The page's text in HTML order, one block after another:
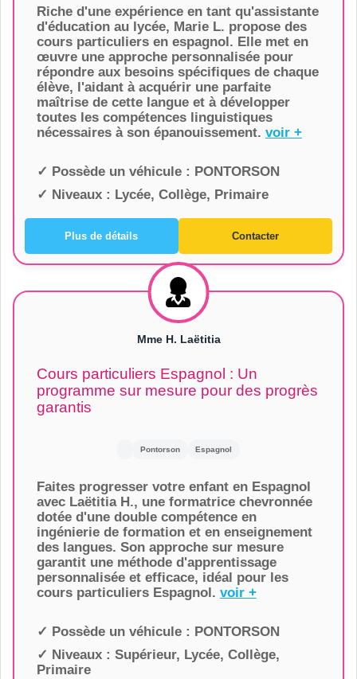
Riche d'une expérience en tant qu'assistante
d'éducation au lycée, Marie L. propose des
cours particuliers en espagnol. Elle met en
œuvre une approche personnalisée pour
répondre aux besoins spécifiques de chaque
élève, l'aidant à acquérir une parfaite
maîtrise de cette langue et à développer
toutes les compétences linguistiques
nécessaires à son épanouissement. voir +
✓ Possède un véhicule : PONTORSON
✓ Niveaux : Lycée, Collège, Primaire
Plus de détails Contacter
Mme H. Laëtitia
Cours particuliers Espagnol : Un
programme sur mesure pour des progrès
garantis
Pontorson Espagnol
Faites progresser votre enfant en Espagnol
avec Laëtitia H., une formatrice chevronnée
dotée d'une double compétence en
ingénierie de formation et en enseignement
des langues. Son approche sur mesure
garantit une méthode d'apprentissage
personnalisée et efficace, idéal pour les
cours particuliers Espagnol. voir +
✓ Possède un véhicule : PONTORSON
✓ Niveaux : Supérieur, Lycée, Collège,
Primaire